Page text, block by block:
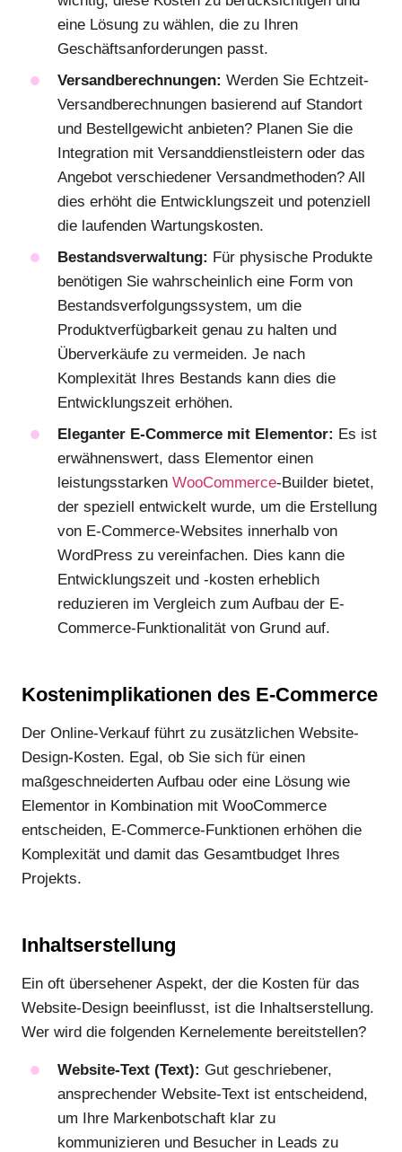
eine Lösung zu wählen, die zu Ihren
Geschäftsanforderungen passt.
Versandberechnungen: Werden Sie Echtzeit-
Versandberechnungen basierend auf Standort
und Bestellgewicht anbieten? Planen Sie die
Integration mit Versanddienstleistern oder das
Angebot verschiedener Versandmethoden? All
dies erhöht die Entwicklungszeit und potenziell
die laufenden Wartungskosten.
Bestandsverwaltung: Für physische Produkte
benötigen Sie wahrscheinlich eine Form von
Bestandsverfolgungssystem, um die
Produktverfügbarkeit genau zu halten und
Überverkäufe zu vermeiden. Je nach
Komplexität Ihres Bestands kann dies die
Entwicklungszeit erhöhen.
Eleganter E-Commerce mit Elementor: Es ist
erwähnenswert, dass Elementor einen
leistungsstarken WooCommerce-Builder bietet,
der speziell entwickelt wurde, um die Erstellung
von E-Commerce-Websites innerhalb von
WordPress zu vereinfachen. Dies kann die
Entwicklungszeit und -kosten erheblich
reduzieren im Vergleich zum Aufbau der E-
Commerce-Funktionalität von Grund auf.
Kostenimplikationen des E-Commerce
Der Online-Verkauf führt zu zusätzlichen Website-
Design-Kosten. Egal, ob Sie sich für einen
maßgeschneiderten Aufbau oder eine Lösung wie
Elementor in Kombination mit WooCommerce
entscheiden, E-Commerce-Funktionen erhöhen die
Komplexität und damit das Gesamtbudget Ihres
Projekts.
Inhaltserstellung
Ein oft übersehener Aspekt, der die Kosten für das
Website-Design beeinflusst, ist die Inhaltserstellung.
Wer wird die folgenden Kernelemente bereitstellen?
Website-Text (Text): Gut geschriebener,
ansprechender Website-Text ist entscheidend,
um Ihre Markenbotschaft klar zu
kommunizieren und Besucher in Leads zu